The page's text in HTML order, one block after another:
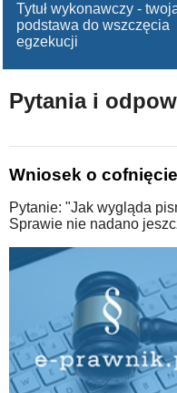
Tytuł wykonawczy -
podstawa do wszczęcia
egzekucji
Pytania i
Wniosek o
Pytanie: "Jak wygląda
Sprawie nie nadano